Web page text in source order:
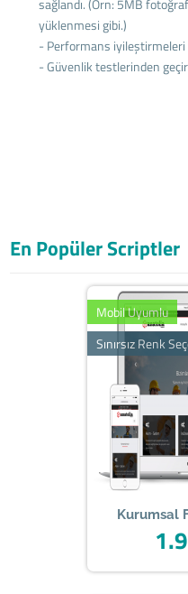
yüklenmesi gibi.)
- Performans iyileştirmeleri
- Güvenlik testlerinden
En Popüler Scriptler
Mobil Uyumlu
Sınırsız Renk
Kurumsal